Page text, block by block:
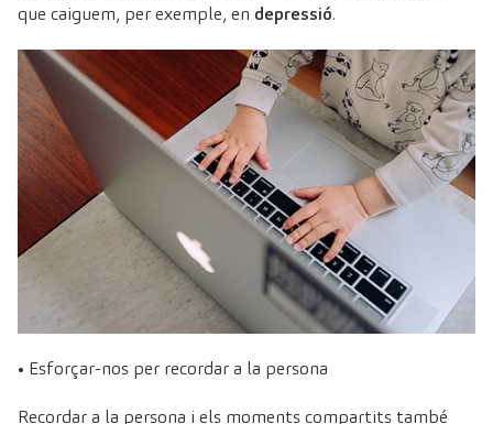
que caiguem, per exemple, en depressió.
• Esforçar-nos per recordar a la persona
Recordar a la persona i els moments compartits també